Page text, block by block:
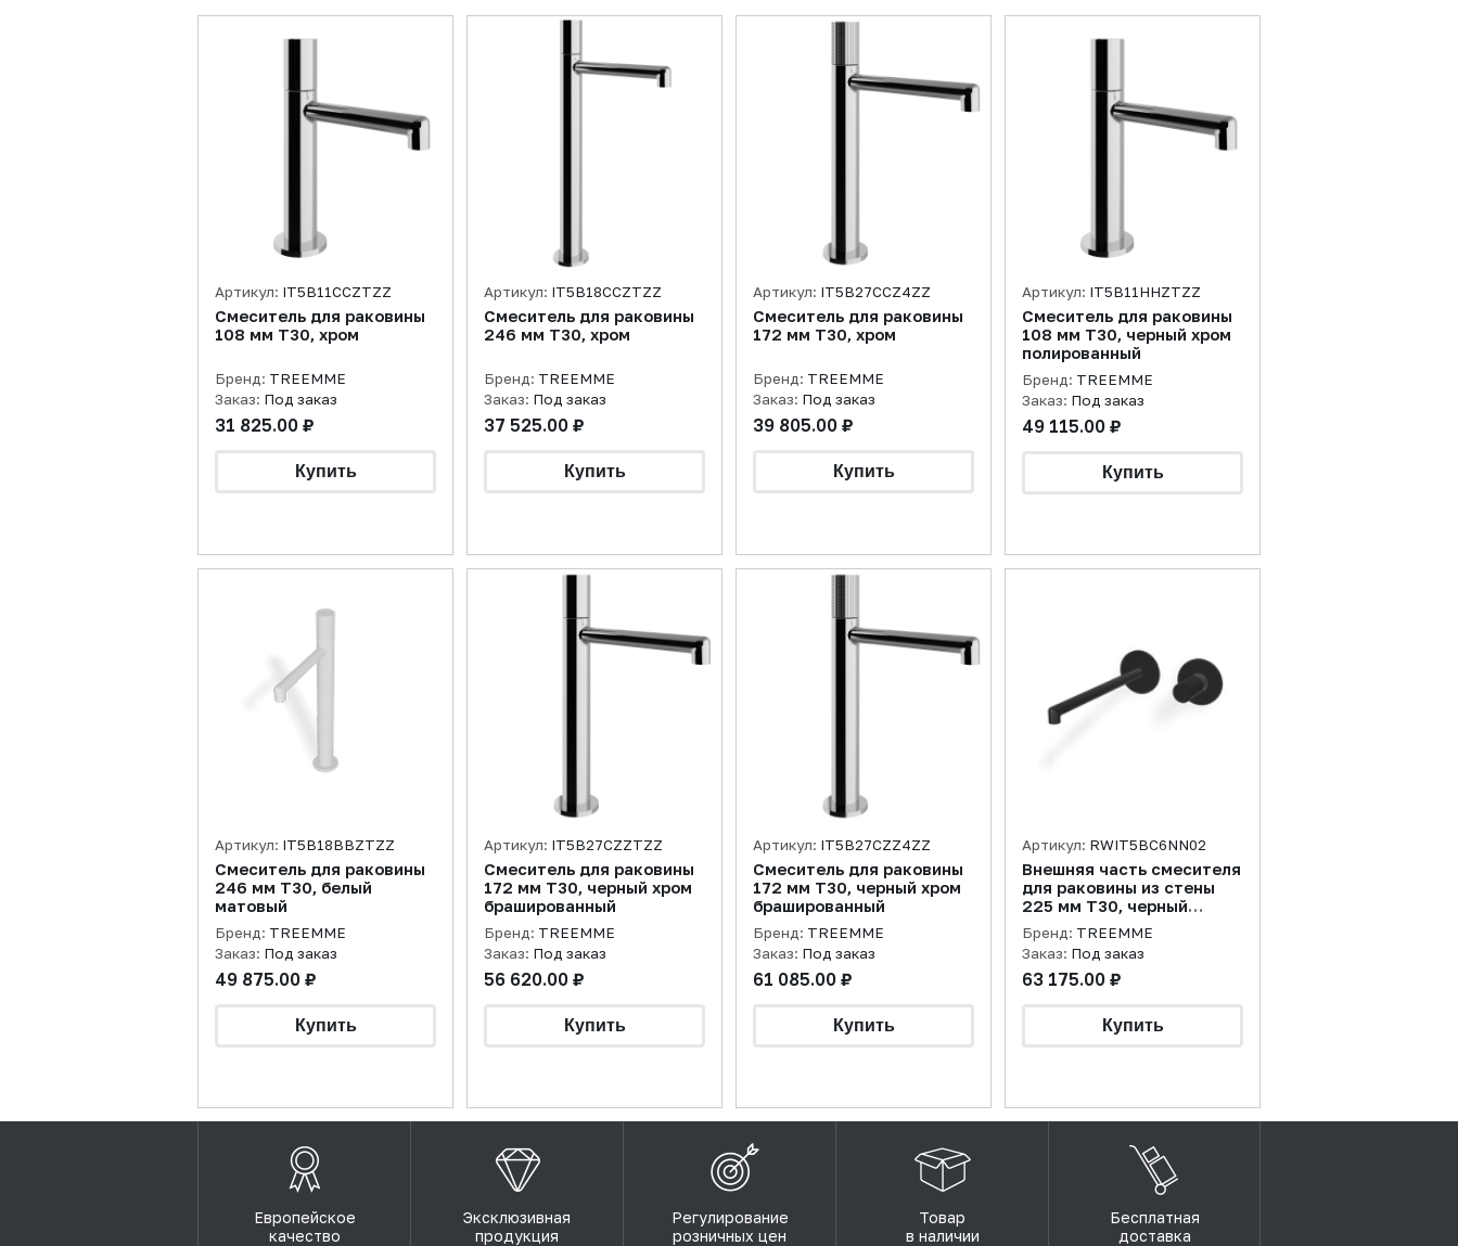
Артикул: IT5B11CCZTZZ
Смеситель для раковины
108 мм T30, хром
Бренд: TREEMME
Заказ: Под заказ
31 825.00 ₽
Артикул: IT5B18CCZTZZ
Смеситель для раковины
246 мм T30, хром
Бренд: TREEMME
Заказ: Под заказ
37 525.00 ₽
Артикул: IT5B27CCZ4ZZ
Смеситель для раковины
172 мм T30, хром
Бренд: TREEMME
Заказ: Под заказ
39 805.00 ₽
Артикул: IT5B11HHZTZZ
Смеситель для раковины
108 мм T30, черный хром
полированный
Бренд: TREEMME
Заказ: Под заказ
49 115.00 ₽
Артикул: IT5B18BBZTZZ
Смеситель для раковины
246 мм T30, белый
матовый
Бренд: TREEMME
Заказ: Под заказ
49 875.00 ₽
Артикул: IT5B27CZZTZZ
Смеситель для раковины
172 мм T30, черный хром
брашированный
Бренд: TREEMME
Заказ: Под заказ
56 620.00 ₽
Артикул: IT5B27CZZ4ZZ
Смеситель для раковины
172 мм T30, черный хром
брашированный
Бренд: TREEMME
Заказ: Под заказ
61 085.00 ₽
Артикул: RWIT5BC6NN02
Внешняя часть смесителя
для раковины из стены
225 мм T30, черный
матовый
Бренд: TREEMME
Заказ: Под заказ
63 175.00 ₽
Европейское
качество
Эксклюзивная
продукция
Регулирование
розничных цен
Товар
в наличии
Бесплатная
доставка